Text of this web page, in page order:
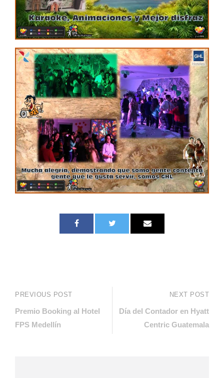
PREVIOUS POST
Premio Booking al Hotel
FPS Medellín
NEXT POST
Día del Contador en Hyatt
Centric Guatemala